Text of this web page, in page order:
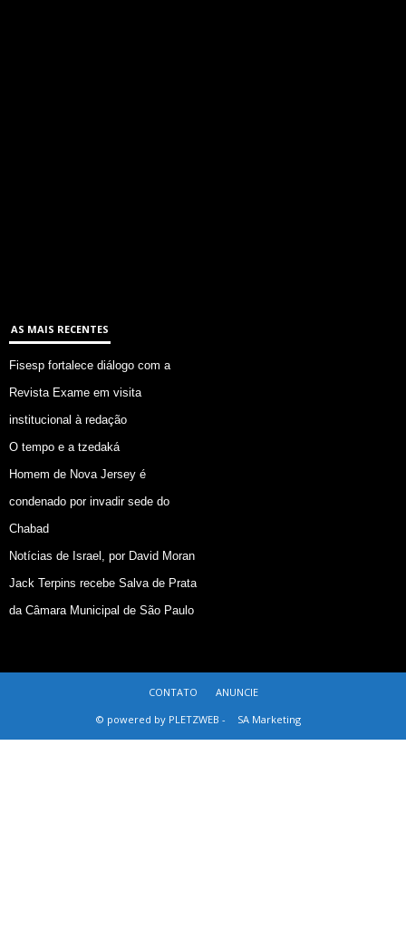
AS MAIS RECENTES
Fisesp fortalece diálogo com a
Revista Exame em visita
institucional à redação
O tempo e a tzedaká
Homem de Nova Jersey é
condenado por invadir sede do
Chabad
Notícias de Israel, por David Moran
Jack Terpins recebe Salva de Prata
da Câmara Municipal de São Paulo
CONTATO
ANUNCIE
© powered by PLETZWEB -
SA Marketing